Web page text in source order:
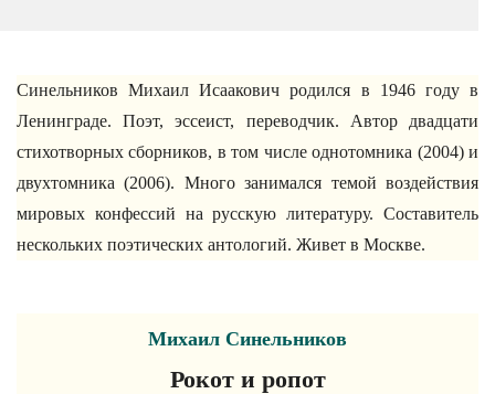
Синельников Михаил Исаакович родился в 1946 году в
Ленинграде. Поэт, эссеист, переводчик. Автор двадцати
стихотворных сборников, в том числе однотомника (2004) и
двухтомника (2006). Много занимался темой воздействия
мировых конфессий на русскую литературу. Составитель
нескольких поэтических антологий. Живет в Москве.
Михаил Синельников
Рокот и ропот